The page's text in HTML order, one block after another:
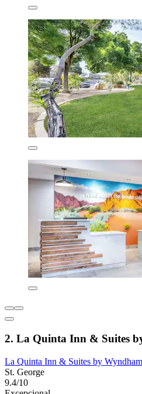
2. La Quinta Inn & Suites
La Quinta Inn & Suites by
St. George
9.4/10